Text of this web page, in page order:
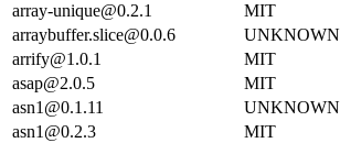
array-unique@0.2.1
MIT
arraybuffer.slice@0.0.6
UNKNOWN
arrify@1.0.1
MIT
asap@2.0.5
MIT
asn1@0.1.11
UNKNOWN
asn1@0.2.3
MIT